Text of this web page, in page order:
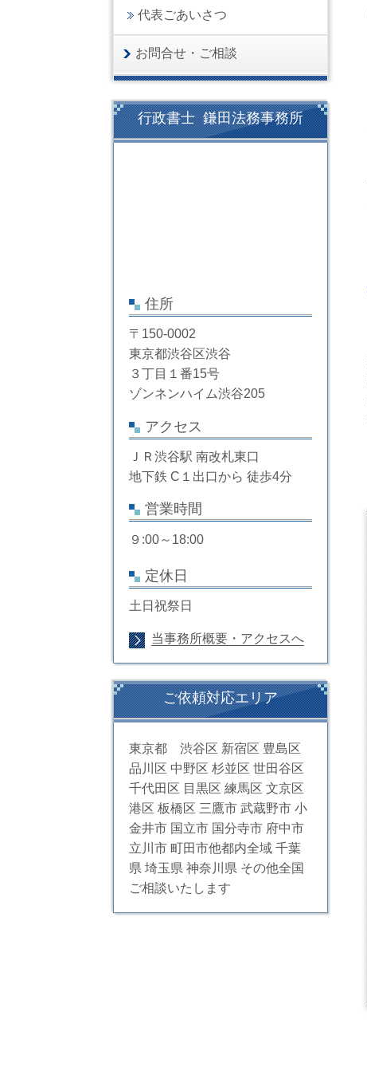
代表ごあいさつ
お問合せ・ご相談
行政書士 鎌田法務事務所
住所
〒150-0002
東京都渋谷区渋谷
３丁目１番15号
ゾンネンハイム渋谷205
アクセス
ＪＲ渋谷駅 南改札東口
地下鉄 C１出口から 徒歩4分
営業時間
９:00～18:00
定休日
土日祝祭日
当事務所概要・アクセスへ
ご依頼対応エリア
東京都 渋谷区 新宿区 豊島区
品川区 中野区 杉並区 世田谷区
千代田区 目黒区 練馬区 文京区
港区 板橋区 三鷹市 武蔵野市 小
金井市 国立市 国分寺市 府中市
立川市 町田市他都内全域 千葉
県 埼玉県 神奈川県 その他全国
ご相談いたします